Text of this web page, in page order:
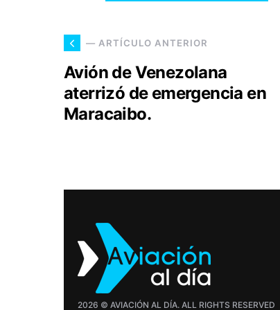
— ARTÍCULO ANTERIOR
Avión de Venezolana
aterrizó de emergencia en
Maracaibo.
2026 © AVIACIÓN AL DÍA. ALL RIGHTS RESERVED